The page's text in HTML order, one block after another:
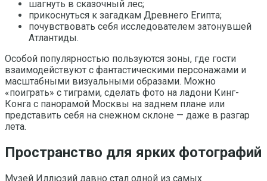
шагнуть в сказочный лес;
прикоснуться к загадкам Древнего Египта;
почувствовать себя исследователем затонувшей
Атлантиды.
Особой популярностью пользуются зоны, где гости
взаимодействуют с фантастическими персонажами и
масштабными визуальными образами. Можно
«поиграть» с тиграми, сделать фото на ладони Кинг-
Конга с панорамой Москвы на заднем плане или
представить себя на снежном склоне — даже в разгар
лета.
Пространство для ярких фотографий
Музей Иллюзий давно стал одной из самых